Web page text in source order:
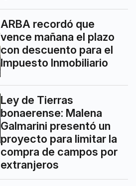
ARBA recordó que
vence mañana el plazo
con descuento para el
Impuesto Inmobiliario
Ley de Tierras
bonaerense: Malena
Galmarini presentó un
proyecto para limitar la
compra de campos por
extranjeros